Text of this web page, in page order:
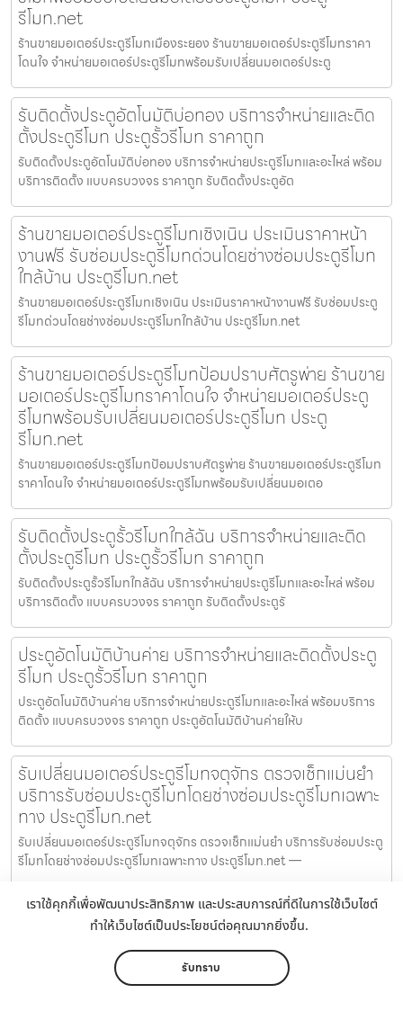
เราใช้คุกกี้เพื่อพัฒนาประสิทธิภาพ และประสบการณ์ที่ดีในการใช้เว็บไซต์
ทำให้เว็บไซต์เป็นประโยชน์ต่อคุณมากยิ่งขึ้น.
รับทราบ
รีโมท.net
ร้านขายมอเตอร์ประตูรีโมทเมืองระยอง ร้านขายมอเตอร์ประตูรีโมทราคา
โดนใจ จำหน่ายมอเตอร์ประตูรีโมทพร้อมรับเปลี่ยนมอเตอร์ประตู
รับติดตั้งประตูอัตโนมัติบ่อทอง บริการจำหน่ายและติด
ตั้งประตูรีโมท ประตูรั้วรีโมท ราคาถูก
รับติดตั้งประตูอัตโนมัติบ่อทอง บริการจำหน่ายประตูรีโมทและอะไหล่ พร้อม
บริการติดตั้ง แบบครบวงจร ราคาถูก รับติดตั้งประตูอัต
ร้านขายมอเตอร์ประตูรีโมทเชิงเนิน ประเมินราคาหน้า
งานฟรี รับซ่อมประตูรีโมทด่วนโดยช่างซ่อมประตูรีโมท
ใกล้บ้าน ประตูรีโมท.net
ร้านขายมอเตอร์ประตูรีโมทเชิงเนิน ประเมินราคาหน้างานฟรี รับซ่อมประตู
รีโมทด่วนโดยช่างซ่อมประตูรีโมทใกล้บ้าน ประตูรีโมท.net
ร้านขายมอเตอร์ประตูรีโมทป้อมปราบศัตรูพ่าย ร้านขาย
มอเตอร์ประตูรีโมทราคาโดนใจ จำหน่ายมอเตอร์ประตู
รีโมทพร้อมรับเปลี่ยนมอเตอร์ประตูรีโมท ประตู
รีโมท.net
ร้านขายมอเตอร์ประตูรีโมทป้อมปราบศัตรูพ่าย ร้านขายมอเตอร์ประตูรีโมท
ราคาโดนใจ จำหน่ายมอเตอร์ประตูรีโมทพร้อมรับเปลี่ยนมอเตอ
รับติดตั้งประตูรั้วรีโมทใกล้ฉัน บริการจำหน่ายและติด
ตั้งประตูรีโมท ประตูรั้วรีโมท ราคาถูก
รับติดตั้งประตูรั้วรีโมทใกล้ฉัน บริการจำหน่ายประตูรีโมทและอะไหล่ พร้อม
บริการติดตั้ง แบบครบวงจร ราคาถูก รับติดตั้งประตูรั
ประตูอัตโนมัติบ้านค่าย บริการจำหน่ายและติดตั้งประตู
รีโมท ประตูรั้วรีโมท ราคาถูก
ประตูอัตโนมัติบ้านค่าย บริการจำหน่ายประตูรีโมทและอะไหล่ พร้อมบริการ
ติดตั้ง แบบครบวงจร ราคาถูก ประตูอัตโนมัติบ้านค่ายให้บ
รับเปลี่ยนมอเตอร์ประตูรีโมทจตุจักร ตรวจเช็กแม่นยำ
บริการรับซ่อมประตูรีโมทโดยช่างซ่อมประตูรีโมทเฉพาะ
ทาง ประตูรีโมท.net
รับเปลี่ยนมอเตอร์ประตูรีโมทจตุจักร ตรวจเช็กแม่นยำ บริการรับซ่อมประตู
รีโมทโดยช่างซ่อมประตูรีโมทเฉพาะทาง ประตูรีโมท.net —
ร้านขายมอเตอร์ประตูรีโมทมาบยางพร ร้านขาย
มอเตอร์ประตูรีโมทราคาโดนใจ จำหน่ายมอเตอร์ประตู
รีโมทพร้อมรับเปลี่ยนมอเตอร์ประตูรีโมท ประตู